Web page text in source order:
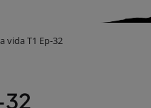
vida T1 Ep-32
32